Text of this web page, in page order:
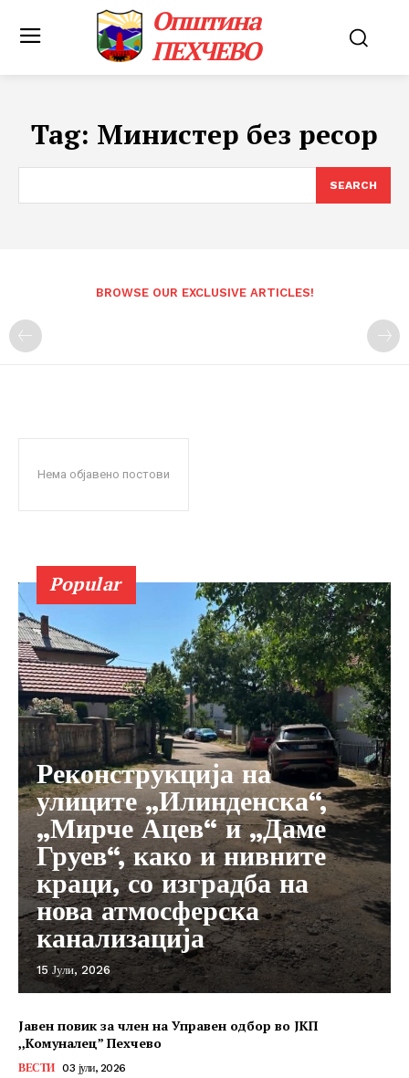
Општина
ПЕХЧЕВО
Tag: Министер без ресор
SEARCH
BROWSE OUR EXCLUSIVE ARTICLES!
Нема објавено постови
Popular
Реконструкција на
улиците „Илинденска“,
„Мирче Ацев“ и „Даме
Груев“, како и нивните
краци, со изградба на
нова атмосферска
канализација
15 Јули, 2026
Јавен повик за член на Управен одбор во ЈКП
,,Комуналец” Пехчево
ВЕСТИ 03 јули, 2026